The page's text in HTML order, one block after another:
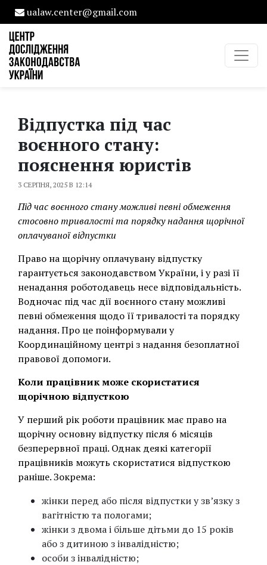
ualaw.center@gmail.com
Відпустка під час
воєнного стану:
пояснення юристів
3 СЕРПНЯ, 2025 В 12:14
Під час воєнного стану можливі певні обмеження
стосовно тривалості та порядку надання щорічної
оплачуваної відпустки
Право на щорічну оплачувану відпустку
гарантується законодавством України, і у разі її
ненадання роботодавець несе відповідальність.
Водночас під час дії воєнного стану можливі
певні обмеження щодо її тривалості та порядку
надання. Про це поінформували у
Координаційному центрі з надання безоплатної
правової допомоги.
Коли працівник може скористатися
щорічною відпусткою
У перший рік роботи працівник має право на
щорічну основну відпустку після 6 місяців
безперервної праці. Однак деякі категорії
працівників можуть скористатися відпусткою
раніше. Зокрема:
жінки перед або після відпустки у зв’язку з
вагітністю та пологами;
жінки з двома і більше дітьми до 15 років
або з дитиною з інвалідністю;
особи з інвалідністю;